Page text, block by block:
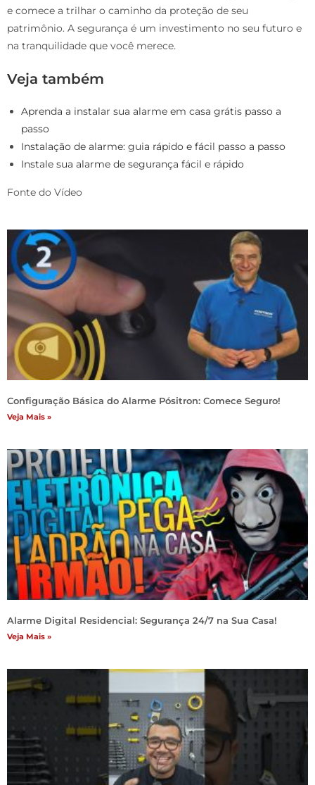
e comece a trilhar o caminho da proteção de seu
patrimônio. A segurança é um investimento no seu futuro e
na tranquilidade que você merece.
Veja também
Aprenda a instalar sua alarme em casa grátis passo a
passo
Instalação de alarme: guia rápido e fácil passo a passo
Instale sua alarme de segurança fácil e rápido
Fonte do Vídeo
Configuração Básica do Alarme Pósitron: Comece Seguro!
Veja Mais »
Alarme Digital Residencial: Segurança 24/7 na Sua Casa!
Veja Mais »